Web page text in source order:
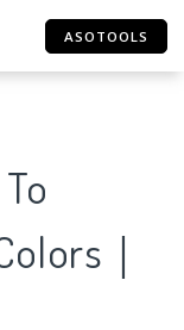
ASOTOOLS
｜